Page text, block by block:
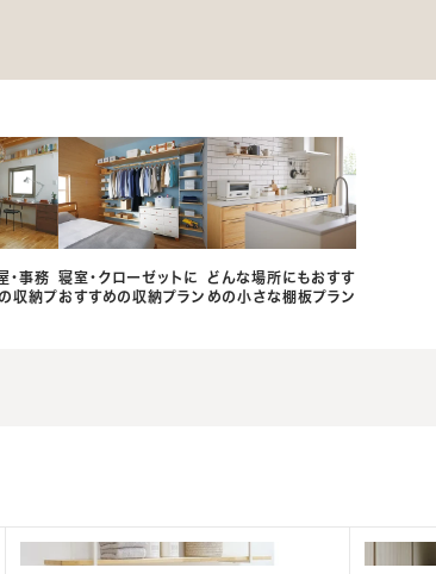
・事務
収納プ
寝室・クローゼットに
おすすめの収納プラン
どんな場所にもおすす
めの小さな棚板プラン